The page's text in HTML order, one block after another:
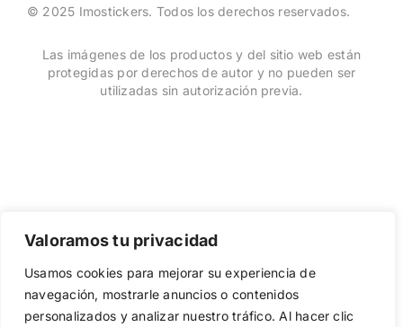
Valoramos tu privacidad
Usamos cookies para mejorar su experiencia de
navegación, mostrarle anuncios o contenidos
personalizados y analizar nuestro tráfico. Al hacer clic
© 2025 Imostickers. Todos los derechos reservados.
Las imágenes de los productos y del sitio web están
protegidas por derechos de autor y no pueden ser
utilizadas sin autorización previa.